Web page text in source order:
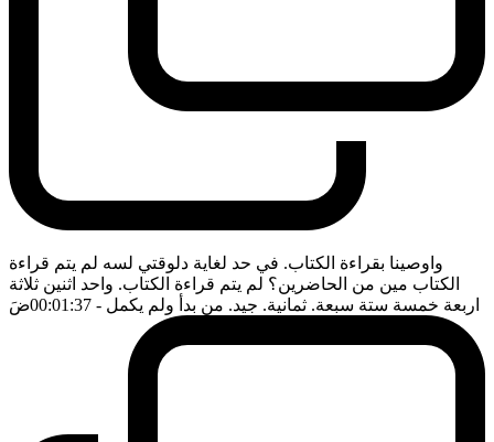
واوصينا بقراءة الكتاب. في حد لغاية دلوقتي لسه لم يتم قراءة
الكتاب مين من الحاضرين؟ لم يتم قراءة الكتاب. واحد اثنين ثلاثة
اربعة خمسة ستة سبعة. ثمانية. جيد. من بدأ ولم يكمل - 00:01:37 ضَ